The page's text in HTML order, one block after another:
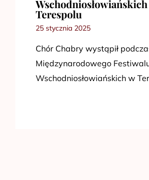
Terespolu
25 stycznia 2025
Chór Chabry wystąpił
Międzynarodowego
Wschodniosłowiańskich w